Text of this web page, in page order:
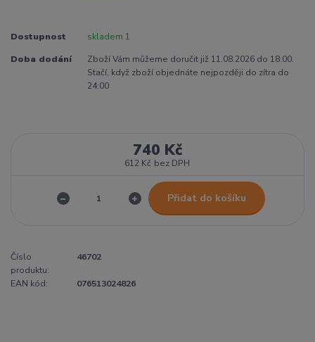
Dostupnost skladem 1
Doba dodání
Zboží Vám můžeme doručit již 11.08.2026 do 18:00.
Stačí, když zboží objednáte nejpozději do zítra do
24:00
740 Kč
612 Kč bez DPH
Přidat do košíku
Číslo
produktu:
46702
EAN kód: 076513024826